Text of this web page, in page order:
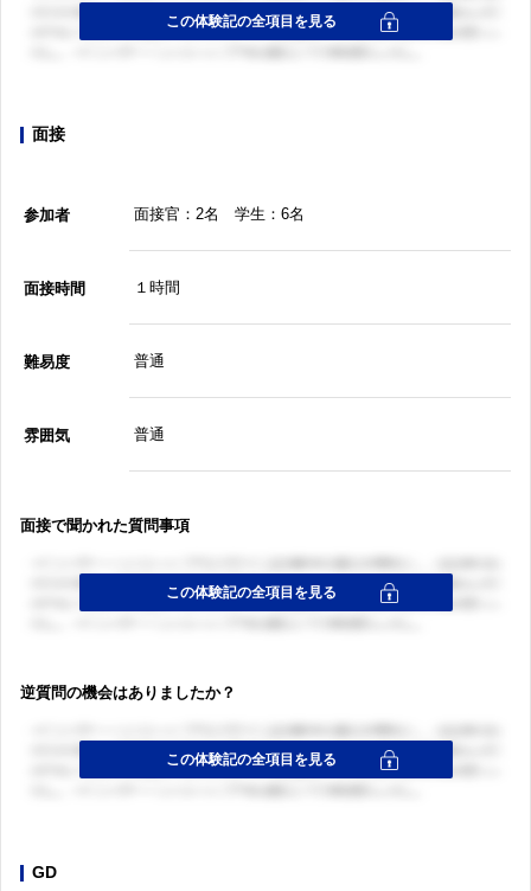
面接
参加者 面接官：2名 学生：6名
面接時間 １時間
難易度 普通
雰囲気 普通
面接で聞かれた質問事項
逆質問の機会はありましたか？
GD